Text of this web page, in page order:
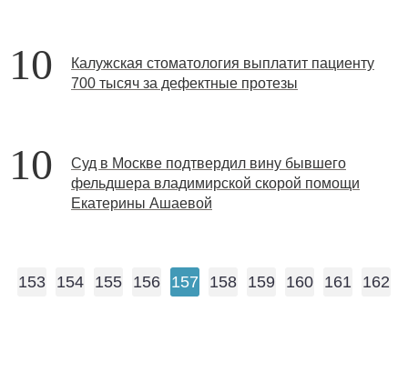
10
Калужская стоматология выплатит пациенту
700 тысяч за дефектные протезы
10
Суд в Москве подтвердил вину бывшего
фельдшера владимирской скорой помощи
Екатерины Ашаевой
153 154 155 156 157 158 159 160 161 162